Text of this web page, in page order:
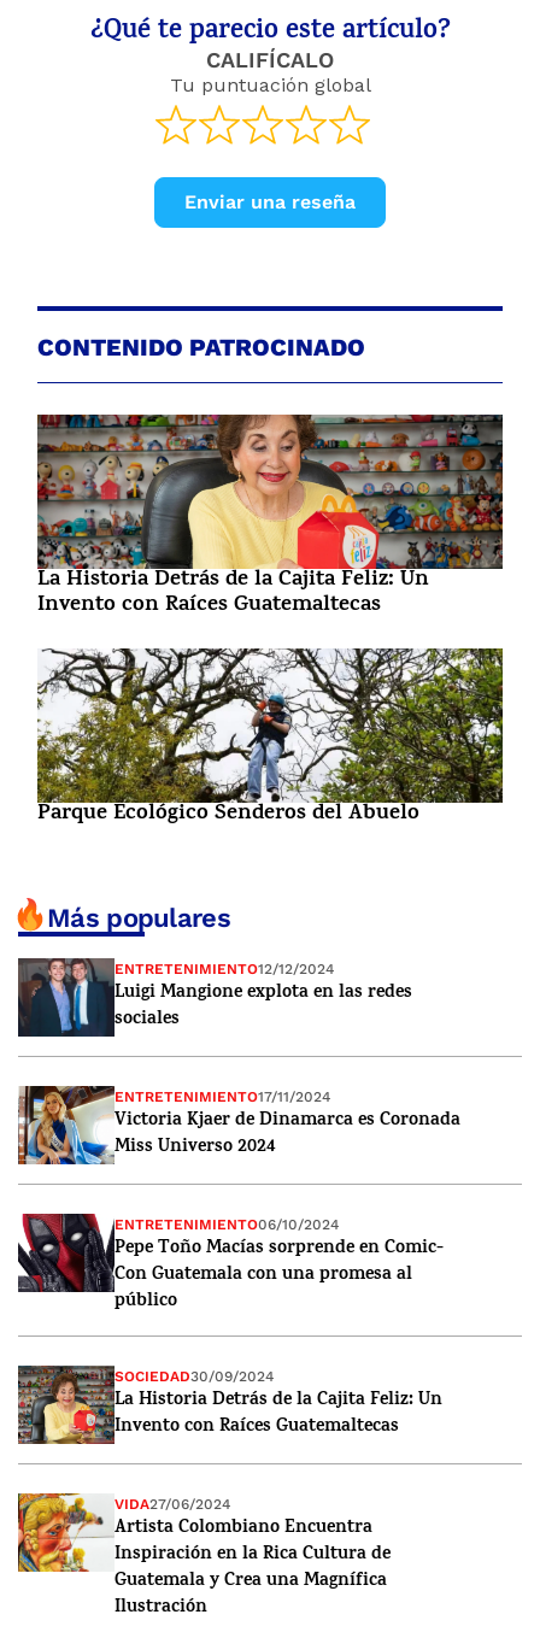
¿Qué te parecio este artículo?
CALIFÍCALO
Tu puntuación global
Enviar una reseña
CONTENIDO PATROCINADO
La Historia Detrás de la Cajita Feliz: Un
Invento con Raíces Guatemaltecas
Parque Ecológico Senderos del Abuelo
Más populares
ENTRETENIMIENTO12/12/2024
Luigi Mangione explota en las redes
sociales
ENTRETENIMIENTO17/11/2024
Victoria Kjaer de Dinamarca es Coronada
Miss Universo 2024
ENTRETENIMIENTO06/10/2024
Pepe Toño Macías sorprende en Comic-
Con Guatemala con una promesa al
público
SOCIEDAD30/09/2024
La Historia Detrás de la Cajita Feliz: Un
Invento con Raíces Guatemaltecas
VIDA27/06/2024
Artista Colombiano Encuentra
Inspiración en la Rica Cultura de
Guatemala y Crea una Magnífica
Ilustración